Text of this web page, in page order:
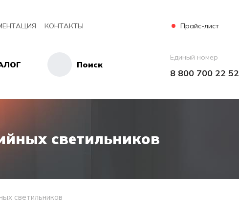
КОНТАКТЫ Прайс-лист
Поиск
Единый номер
8 800 700 22 52
светильников
светильников